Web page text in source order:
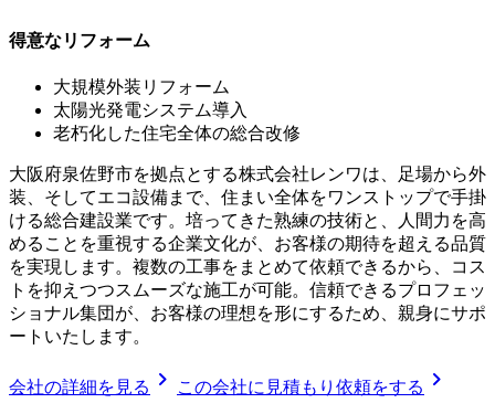
得意なリフォーム
大規模外装リフォーム
太陽光発電システム導入
老朽化した住宅全体の総合改修
大阪府泉佐野市を拠点とする株式会社レンワは、足場から外
装、そしてエコ設備まで、住まい全体をワンストップで手掛
ける総合建設業です。培ってきた熟練の技術と、人間力を高
めることを重視する企業文化が、お客様の期待を超える品質
を実現します。複数の工事をまとめて依頼できるから、コス
トを抑えつつスムーズな施工が可能。信頼できるプロフェッ
ショナル集団が、お客様の理想を形にするため、親身にサポ
ートいたします。
会社の詳細を見る chevron_right この会社に見積もり依頼をする chevron_right